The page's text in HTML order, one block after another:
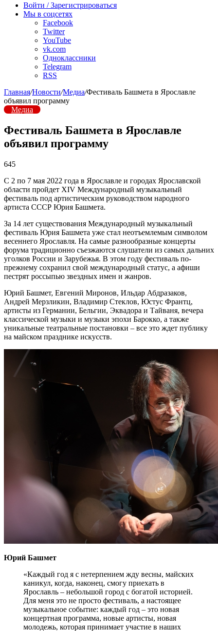
радио
Войти / Зарегистрироваться
Мы в соцсетях
Facebook
Twitter
YouTube
vk.com
Одноклассники
Telegram
RSS
Главная/Новости/Медиа/Фестиваль Башмета в Ярославле
объявил программу
Медиа
Фестиваль Башмета в Ярославле
объявил программу
645
С 2 по 7 мая 2022 года в Ярославле и городах Ярославской
области пройдет XIV Международный музыкальный
фестиваль под артистическим руководством народного
артиста СССР Юрия Башмета.
За 14 лет существования Международный музыкальный
фестиваль Юрия Башмета уже стал неотъемлемым символом
весеннего Ярославля. На самые разнообразные концерты
форума традиционно съезжаются слушатели из самых дальних
уголков России и Зарубежья. В этом году фестиваль по-
прежнему сохранил свой международный статус, а афиши
пестрят россыпью звездных имен и жанров.
Юрий Башмет, Евгений Миронов, Ильдар Абдразаков,
Андрей Мерзликин, Владимир Стеклов, Юстус Франтц,
артисты из Германии, Бельгии, Эквадора и Тайваня, вечера
классической музыки и музыки эпохи Барокко, а также
уникальные театральные постановки – все это ждет публику
на майском празднике искусств.
Юрий Башмет
«Каждый год я с нетерпением жду весны, майских
каникул, когда, наконец, смогу приехать в
Ярославль – небольшой город с богатой историей.
Для меня это не просто фестиваль, а настоящее
музыкальное событие: каждый год – это новая
концертная программа, новые артисты, новая
молодежь, которая принимает участие в наших